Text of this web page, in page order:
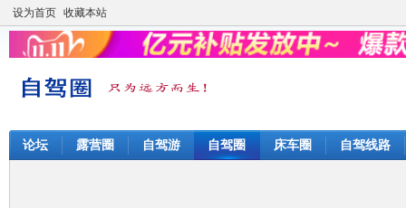
设为首页 收藏本站
论坛 露营圈 自驾游 自驾圈 床车圈 自驾线路